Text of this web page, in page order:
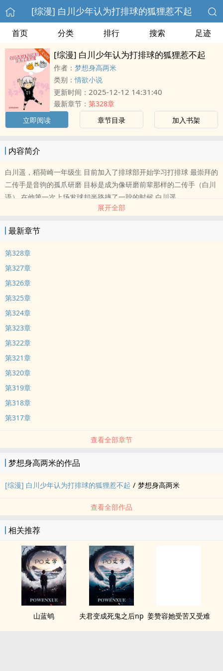
[综漫] 白川少年认为打排球的狐狸惹不起
首页 分类 排行 搜索 足迹
[综漫] 白川少年认为打排球的狐狸惹不起
作者： 梦想身高两米
类别：情欲小说
更新时间： 2025-12-12 14:31:40
最新章节： 第328章
立即阅读
章节目录 加入书架
内容简介
白川遥，稻荷崎一年级生 目前加入了排球部开始学习打排球 最崇拜的
二传手是音驹的孤爪研磨 目标是成为像研磨前辈那样的二传手（白川
语） 在他第一次上场发球却半路摔了一跤的时候 白川遥..
展开全部
最新章节
第328章
第327章
第326章
第325章
第324章
第323章
第322章
第321章
第320章
第319章
第318章
第317章
查看全部章节
梦想身高两米的作品
[综漫] 白川少年认为打排球的狐狸惹不起 / 梦想身高两米
查看全部作品
相关推荐
山蓝鸲 夫君变成死鬼之后np 姜赞容她受苦又受难